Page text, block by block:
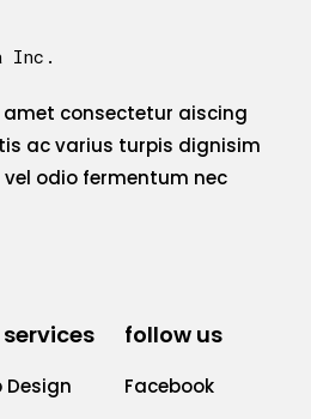
Inc.
consectetur aiscing
ac varius turpis dignisim
odio fermentum nec
Design
follow us
Facebook